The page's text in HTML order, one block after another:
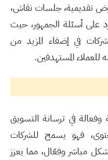
تقديمية، جلسات نقاش،
على أسئلة الجمهور، حيث
في إضفاء المزيد من
للعملاء المستهدفين.
وفعالة في ترسانة التسويق
فهو يسمح للشركات
مباشر وفعّال، مما يعزز